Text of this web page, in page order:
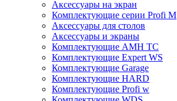
Аксессуары на экран
Комплектующие серии Profi M
Аксессуары для столов
Аксессуары и экраны
Комплектующие AMH TC
Комплектующие Expert WS
Комплектующие Garage
Комплектующие HARD
Комплектующие Profi w